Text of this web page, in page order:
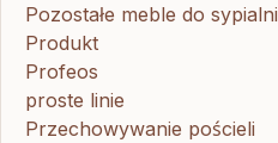
Pozostałe meble do sypialni
Produkt
Profeos
proste linie
Przechowywanie pościeli